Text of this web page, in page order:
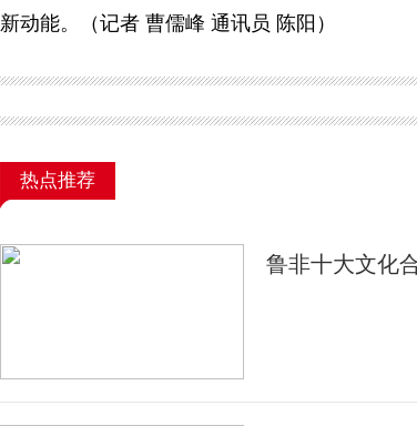
新动能。（记者 曹儒峰 通讯员 陈阳）
热点推荐
鲁非十大文化